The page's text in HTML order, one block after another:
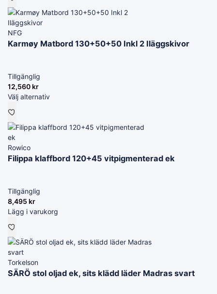
NFG
Karmøy Matbord 130+50+50 Inkl 2 Iläggskivor
Tillgänglig
12,560 kr
Välj alternativ
Rowico
Filippa klaffbord 120+45 vitpigmenterad ek
Tillgänglig
8,495 kr
Lägg i varukorg
Torkelson
SÄRÖ stol oljad ek, sits klädd läder Madras svart